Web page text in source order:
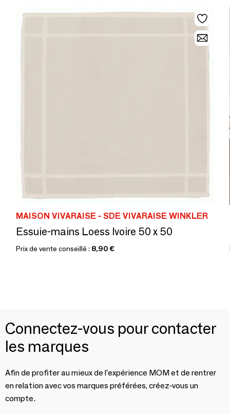
MAISON VIVARAISE - SDE VIVARAISE WINKLER
Essuie-mains Loess Ivoire 50 x 50
Prix de vente conseillé : 8,90 €
Connectez-vous pour contacter
les marques
Afin de profiter au mieux de l'expérience MOM et de rentrer
en relation avec vos marques préférées, créez-vous un
compte.